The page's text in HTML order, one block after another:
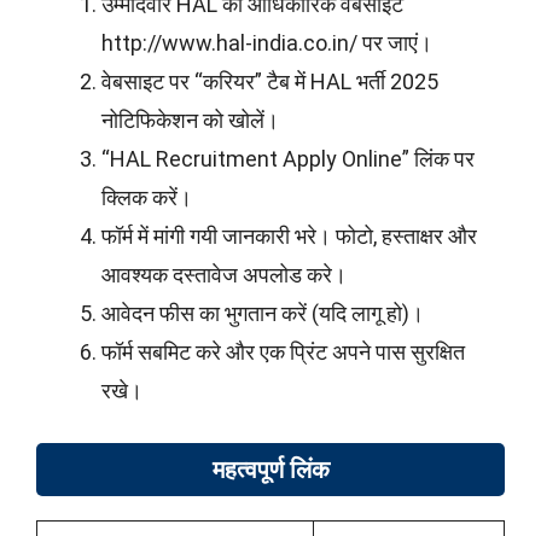
http://www.hal-india.co.in/ पर जाएं।
वेबसाइट पर “करियर” टैब में HAL भर्ती 2025
नोटिफिकेशन को खोलें।
“HAL Recruitment Apply Online” लिंक पर
क्लिक करें।
फॉर्म में मांगी गयी जानकारी भरे। फोटो, हस्ताक्षर और
आवश्यक दस्तावेज अपलोड करे।
आवेदन फीस का भुगतान करें (यदि लागू हो)।
फॉर्म सबमिट करे और एक प्रिंट अपने पास सुरक्षित
रखे।
महत्वपूर्ण लिंक